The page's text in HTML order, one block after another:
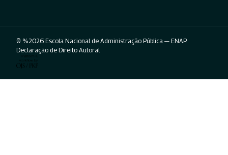
© %2026 Escola Nacional de Administração Pública — ENAP.
Declaração de Direito Autoral